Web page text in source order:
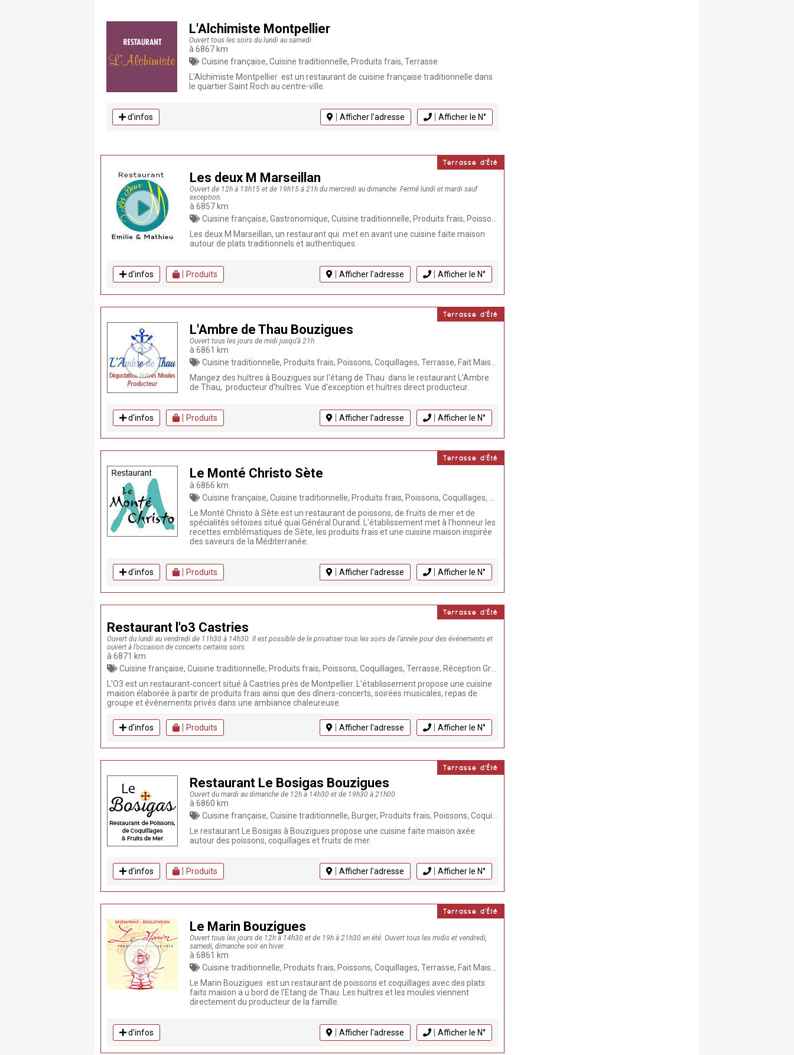
L'Alchimiste Montpellier
Ouvert tous les soirs du lundi au samedi.
à 6867 km
Cuisine française, Cuisine traditionnelle, Produits frais, Terrasse
L'Alchimiste Montpellier est un restaurant de cuisine française traditionnelle dans
le quartier Saint Roch au centre-ville.
d'infos Afficher l'adresse Afficher le N°
Terrasse d'Été
Les deux M Marseillan
Ouvert de 12h à 13h15 et de 19h15 à 21h du mercredi au dimanche. Fermé lundi et mardi sauf
exception.
à 6857 km
Cuisine française, Gastronomique, Cuisine traditionnelle, Produits frais, Poissons, Coquillages, Terrasse, Fait Maison, Restaurant, Click & Collect
Les deux M Marseillan, un restaurant qui met en avant une cuisine faite maison
autour de plats traditionnels et authentiques.
d'infos Produits Afficher l'adresse Afficher le N°
Terrasse d'Été
L'Ambre de Thau Bouzigues
Ouvert tous les jours de midi jusqu’à 21h
à 6861 km
Cuisine traditionnelle, Produits frais, Poissons, Coquillages, Terrasse, Fait Maison, Plats à emporter, Cuisine méditerranéenne, Plateau Coquillages, Animaux acceptés, Restaurant, Bord étang de Thau, Dégustation d'huîtres, Huîtres
Mangez des huîtres à Bouzigues sur l'étang de Thau dans le restaurant L'Ambre
de Thau, producteur d'huîtres. Vue d'exception et huîtres direct producteur.
d'infos Produits Afficher l'adresse Afficher le N°
Terrasse d'Été
Le Monté Christo Sète
à 6866 km
Cuisine française, Cuisine traditionnelle, Produits frais, Poissons, Coquillages, Terrasse, Réception Groupes, Fait Maison, Cuisine méditerranéenne, Animaux acceptés, Restaurant, Plancha, Click & Collect, Viandes, Sur le port
Le Monté Christo à Sète est un restaurant de poissons, de fruits de mer et de
spécialités sétoises situé quai Général Durand. L'établissement met à l'honneur les
recettes emblématiques de Sète, les produits frais et une cuisine maison inspirée
des saveurs de la Méditerranée.
d'infos Produits Afficher l'adresse Afficher le N°
Terrasse d'Été
Restaurant l'o3 Castries
Ouvert du lundi au vendredi de 11h30 à 14h30. Il est possible de le privatiser tous les soirs de l’année pour des événements et
ouvert à l’occasion de concerts certains soirs.
à 6871 km
Cuisine française, Cuisine traditionnelle, Produits frais, Poissons, Coquillages, Terrasse, Réception Groupes, Fait Maison, Evènementiel, Animaux acceptés, Restaurant, Plancha, Click & Collect, Mariage, Burger maison, Viandes
L'O3 est un restaurant-concert situé à Castries près de Montpellier. L'établissement propose une cuisine
maison élaborée à partir de produits frais ainsi que des dîners-concerts, soirées musicales, repas de
groupe et événements privés dans une ambiance chaleureuse.
d'infos Produits Afficher l'adresse Afficher le N°
Terrasse d'Été
Restaurant Le Bosigas Bouzigues
Ouvert du mardi au dimanche de 12h à 14h30 et de 19h30 à 21h00
à 6860 km
Cuisine française, Cuisine traditionnelle, Burger, Produits frais, Poissons, Coquillages, Terrasse, Réception Groupes, Fait Maison, Cuisine régionale, Plateau Coquillages, Restaurant, Végétarien, Moules Frites, Tielle, Click & Collect, Anniversaire, Bord étang de Thau, Dégustation d'huîtres, Huîtres, Viandes
Le restaurant Le Bosigas à Bouzigues propose une cuisine faite maison axée
autour des poissons, coquillages et fruits de mer.
d'infos Produits Afficher l'adresse Afficher le N°
Terrasse d'Été
Le Marin Bouzigues
Ouvert tous les jours de 12h à 14h30 et de 19h à 21h30 en été. Ouvert tous les midis et vendredi,
samedi, dimanche soir en hiver.
à 6861 km
Cuisine traditionnelle, Produits frais, Poissons, Coquillages, Terrasse, Fait Maison, Animaux acceptés, Restaurant, Bord de mer
Le Marin Bouzigues est un restaurant de poissons et coquillages avec des plats
faits maison a u bord de l'Etang de Thau. Les huîtres et les moules viennent
directement du producteur de la famille.
d'infos Afficher l'adresse Afficher le N°